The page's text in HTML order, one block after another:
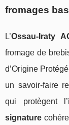
fromages
L’Ossau‑Iraty
fromage de
d’Origine
un savoir‑faire
qui protègent
signature